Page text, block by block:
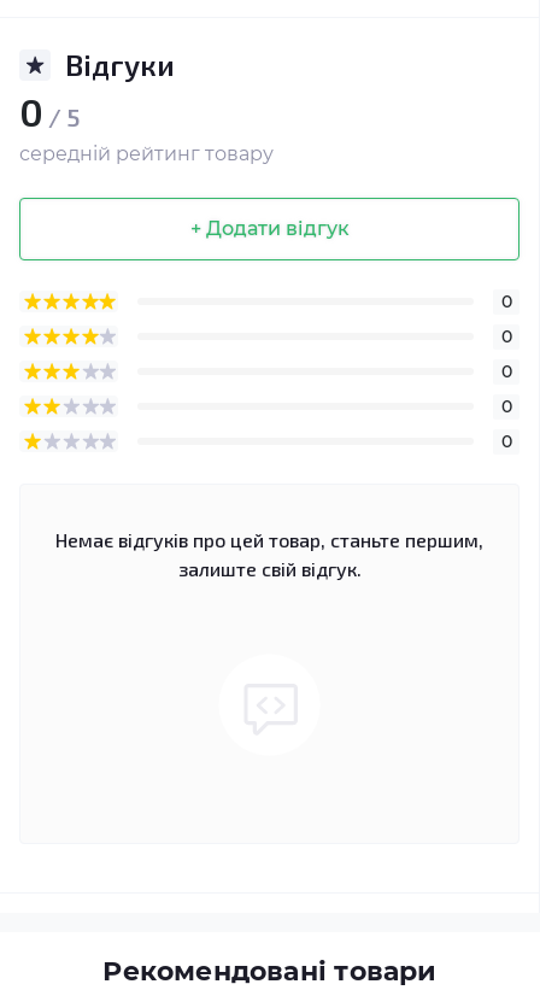
Відгуки
0 / 5
середній рейтинг товару
+ Додати відгук
0
0
0
0
0
Немає відгуків про цей товар, станьте першим,
залиште свій відгук.
Рекомендовані товари